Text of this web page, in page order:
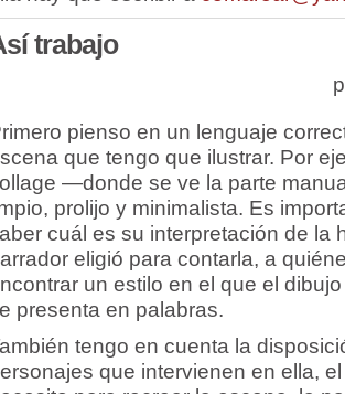
trabajo
pienso en un lenguaje
que tengo que ilustrar. Por
—donde se ve la parte
prolijo y minimalista. Es
cuál es su interpretación de la
eligió para contarla, a
un estilo en el que el
presenta en palabras.
tengo en cuenta la
que intervienen en ella,